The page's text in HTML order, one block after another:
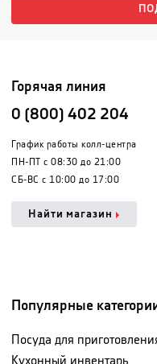
Горячая линия
0 (800) 402 204
График работы колл-центра
ПН-ПТ с 08:30 до 21:00
СБ-ВС с 10:00 до 17:00
Найти магазин
Популярные
Посуда для
Кухонный инвентарь